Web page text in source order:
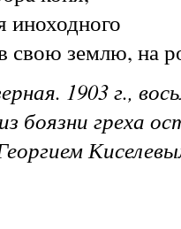
иноходного
свою землю, на
1903 г.,
боязни греха